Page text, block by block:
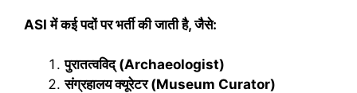
ASI में कई पदों पर भर्ती की जाती है, जैसे:
पुरातत्वविद् (Archaeologist)
संग्रहालय क्यूरेटर (Museum Curator)